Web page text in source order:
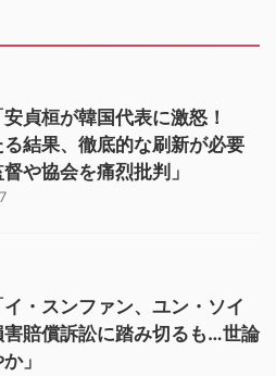
貞桓が韓国代表に激怒！
る結果、徹底的な刷新が必要
や協会を痛烈批判」
・スンファン、ユン・ソイ
害賠償訴訟に踏み切るも…世論
」